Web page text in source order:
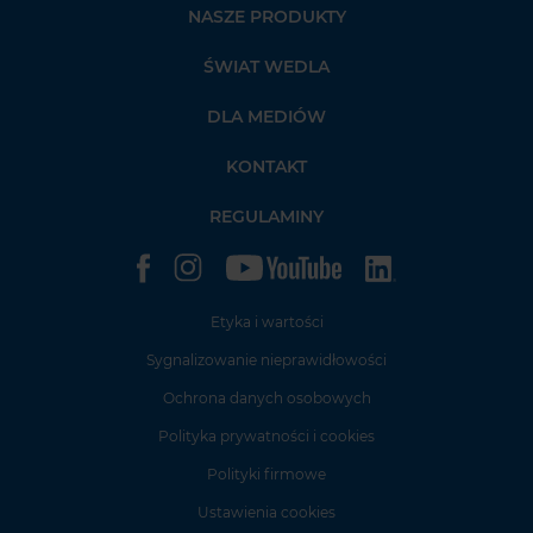
NASZE PRODUKTY
ŚWIAT WEDLA
DLA MEDIÓW
KONTAKT
REGULAMINY
Etyka i wartości
Sygnalizowanie nieprawidłowości
Ochrona danych osobowych
Polityka prywatności i cookies
Polityki firmowe
Ustawienia cookies